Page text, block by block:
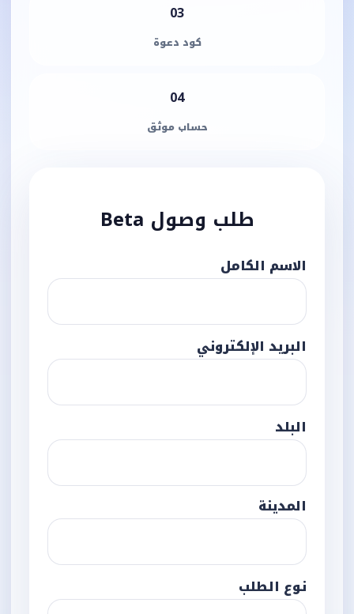
03
كود دعوة
04
حساب موثق
طلب وصول Beta
الاسم الكامل
البريد الإلكتروني
البلد
المدينة
نوع الطلب